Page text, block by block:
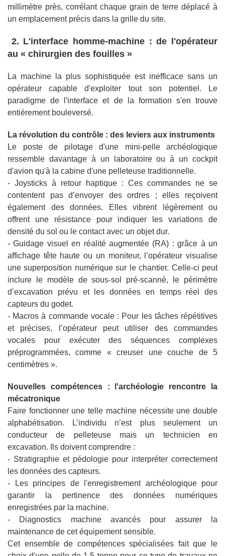
millimètre près, corrélant chaque grain de terre déplacé à
un emplacement précis dans la grille du site.
2. L'interface homme-machine : de l'opérateur
au « chirurgien des fouilles »
La machine la plus sophistiquée est inefficace sans un
opérateur capable d'exploiter tout son potentiel. Le
paradigme de l'interface et de la formation s'en trouve
entièrement bouleversé.
La révolution du contrôle : des leviers aux instruments
Le poste de pilotage d'une mini-pelle archéologique
ressemble davantage à un laboratoire ou à un cockpit
d'avion qu'à la cabine d'une pelleteuse traditionnelle.
- Joysticks à retour haptique : Ces commandes ne se
contentent pas d’envoyer des ordres ; elles reçoivent
également des données. Elles vibrent légèrement ou
offrent une résistance pour indiquer les variations de
densité du sol ou le contact avec un objet dur.
- Guidage visuel en réalité augmentée (RA) : grâce à un
affichage tête haute ou un moniteur, l’opérateur visualise
une superposition numérique sur le chantier. Celle-ci peut
inclure le modèle de sous-sol pré-scanné, le périmètre
d’excavation prévu et les données en temps réel des
capteurs du godet.
- Macros à commande vocale : Pour les tâches répétitives
et précises, l’opérateur peut utiliser des commandes
vocales pour exécuter des séquences complexes
préprogrammées, comme « creuser une couche de 5
centimètres ».
Nouvelles compétences : l'archéologie rencontre la
mécatronique
Faire fonctionner une telle machine nécessite une double
alphabétisation. L’individu n’est plus seulement un
conducteur de pelleteuse mais un technicien en
excavation. Ils doivent comprendre :
- Stratigraphie et pédologie pour interpréter correctement
les données des capteurs.
- Les principes de l'enregistrement archéologique pour
garantir la pertinence des données numériques
enregistrées par la machine.
- Diagnostics machine avancés pour assurer la
maintenance de cet équipement sensible.
Cet ensemble de compétences spécialisées fait que le